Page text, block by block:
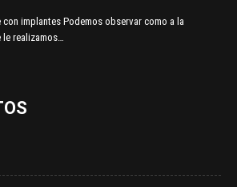
con implantes Podemos observar como a la
realizamos…